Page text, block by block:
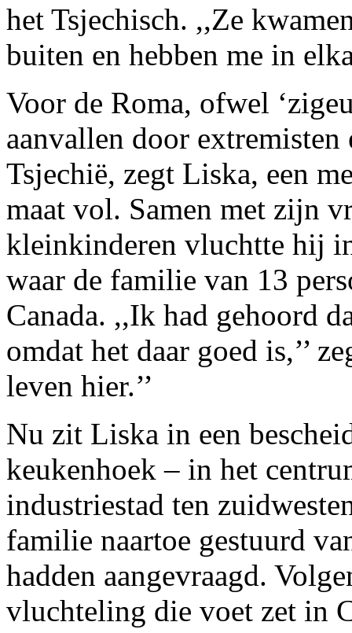
het Tsjechisch. ,,Ze
buiten en hebben me in
Voor de Roma, ofwel
aanvallen door
Tsjechië, zegt Liska, een
maat vol. Samen met zijn
kleinkinderen vluchtte hij
waar de familie van 13
Canada. ,,Ik had gehoord
omdat het daar goed is,’’
leven hier.’’
Nu zit Liska in een
keukenhoek – in het
industriestad ten
familie naartoe gestuurd
hadden aangevraagd.
vluchteling die voet zet in